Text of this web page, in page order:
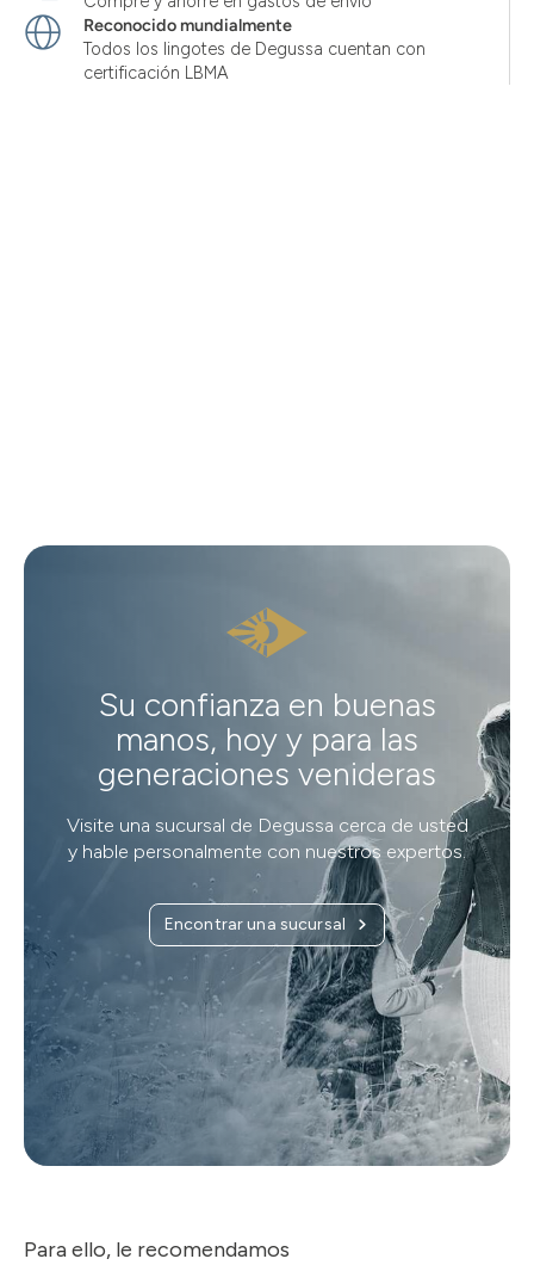
Reconocido mundialmente
Todos los lingotes de Degussa cuentan con
certificación LBMA
Su confianza en buenas
manos, hoy y para las
generaciones venideras
Visite una sucursal de Degussa cerca de usted
y hable personalmente con nuestros expertos.
Encontrar una sucursal
Para ello, le recomendamos